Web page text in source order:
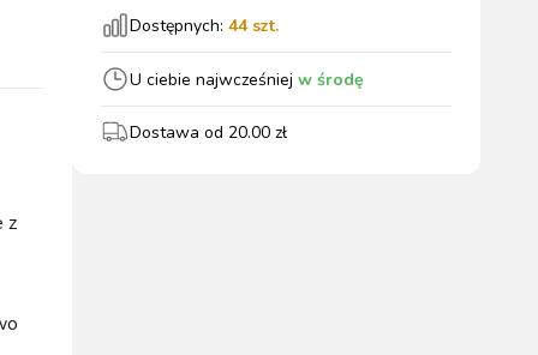
wszystkie
z
Dostępnych: 44szt.
U ciebie najwcześniej w środę
Dostawa od 20.00 zł